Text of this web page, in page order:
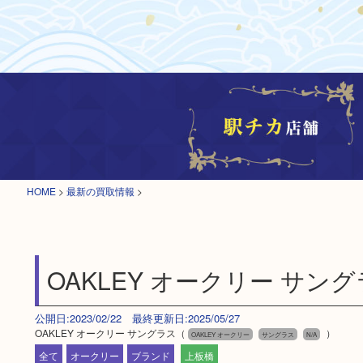
HOME > 最新の買取情報 >
OAKLEY オークリー サン
公開日:2023/02/22 最終更新日:2025/05/27
OAKLEY オークリー サングラス（ OAKLEY オークリー サングラス N/A
）
全て
オークリー ブランド 上板橋